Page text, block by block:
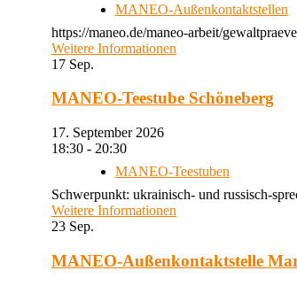
MANEO-Außenkontaktstellen
https://maneo.de/maneo-arbeit/
Weitere Informationen
17 Sep.
MANEO-Teestube Schöneberg
17. September 2026
18:30 - 20:30
MANEO-Teestuben
Schwerpunkt: ukrainisch- und russisch-
Weitere Informationen
23 Sep.
MANEO-Außenkontaktstelle